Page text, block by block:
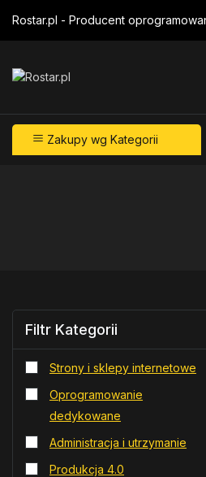
Rostar.pl - Producent
Zakupy wg Kategorii
Filtr Kategorii
Strony i sklepy internetowe
Oprogramowanie
dedykowane
Administracja i utrzymanie
Produkcja 4.0